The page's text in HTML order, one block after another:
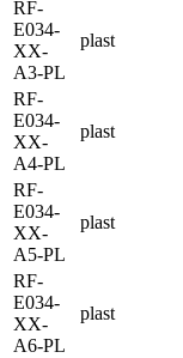
RF-
E034-
XX-
A3-PL
plast
RF-
E034-
XX-
A4-PL
plast
RF-
E034-
XX-
A5-PL
plast
RF-
E034-
XX-
A6-PL
plast